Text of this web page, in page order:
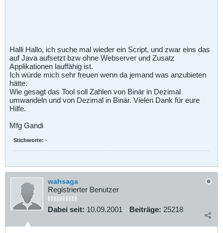
Halli Hallo, ich suche mal wieder ein Script, und zwar eins das
auf Java aufsetzt bzw ohne Webserver und Zusatz
Applikationen lauffähig ist.
Ich würde mich sehr freuen wenn da jemand was anzubieten
hätte.
Wie gesagt das Tool soll Zahlen von Binär in Dezimal
umwandeln und von Dezimal in Binär. Vielen Dank für eure
Hilfe.
Mfg Gandi
Stichworte: -
wahsaga
Registrierter Benutzer
Dabei seit: 10.09.2001 Beiträge: 25218